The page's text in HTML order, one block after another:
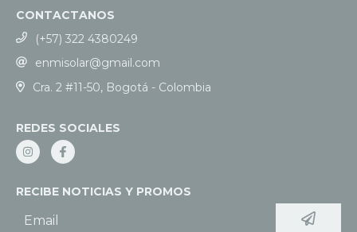
CONTACTANOS
(+57) 322 4380249
enmisolar@gmail.com
Cra. 2 #11-50, Bogotá - Colombia
REDES SOCIALES
RECIBE NOTICIAS Y PROMOS